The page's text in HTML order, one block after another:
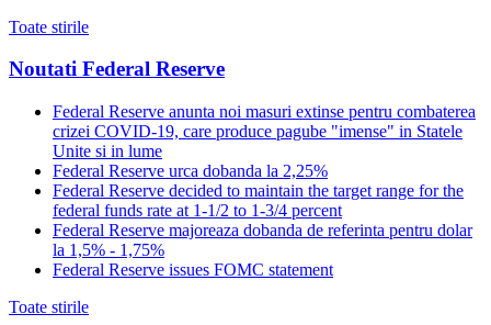
Toate stirile
Noutati Federal Reserve
Federal Reserve anunta noi masuri extinse pentru combaterea
crizei COVID-19, care produce pagube "imense" in Statele
Unite si in lume
Federal Reserve urca dobanda la 2,25%
Federal Reserve decided to maintain the target range for the
federal funds rate at 1-1/2 to 1-3/4 percent
Federal Reserve majoreaza dobanda de referinta pentru dolar
la 1,5% - 1,75%
Federal Reserve issues FOMC statement
Toate stirile